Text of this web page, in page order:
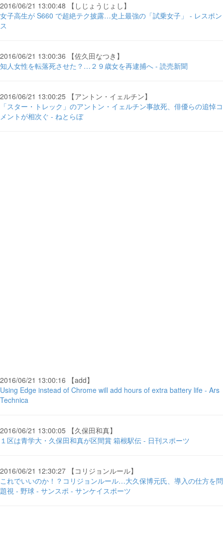
2016/06/21 13:00:48 【しじょうじょし】
女子高生が S660 で超絶テク披露…史上最強の「試乗女子」 - レスポン
ス
2016/06/21 13:00:36 【佐久田なつき】
知人女性を転落死させた？…２９歳女を再逮捕へ - 読売新聞
2016/06/21 13:00:25 【アントン・イェルチン】
「スター・トレック」のアントン・イェルチン事故死、俳優らの追悼コ
メントが相次ぐ - ねとらぼ
2016/06/21 13:00:16 【add】
Using Edge instead of Chrome will add hours of extra battery life - Ars
Technica
2016/06/21 13:00:05 【久保田和真】
１区は青学大・久保田和真が区間賞 箱根駅伝 - 日刊スポーツ
2016/06/21 12:30:27 【コリジョンルール】
これでいいのか！？コリジョンルール…大久保博元氏、導入の仕方を問
題視 - 野球 - サンスポ - サンケイスポーツ